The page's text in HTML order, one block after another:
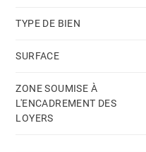
€ entretien des parties
Charges locataires :
Honoraires Barnes
loyer annuel HC + TVA
TYPE DE BIEN
SURFACE
ZONE SOUMISE À
L'ENCADREMENT DES
LOYERS